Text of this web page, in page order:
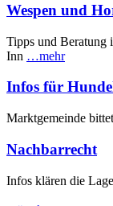
Wespen und
Tipps und Beratung
Inn …mehr
Infos für
Marktgemeinde
Nachbarrecht
Infos klären die Lage